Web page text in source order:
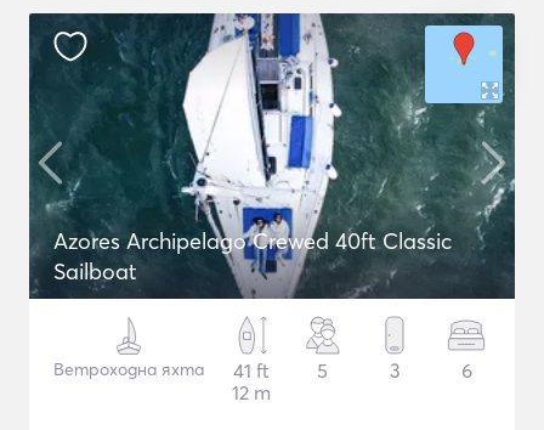
Azores Archipelago Crewed 40ft Classic
Sailboat
Ветроходна яхта
41 ft
12 m
5 3 6